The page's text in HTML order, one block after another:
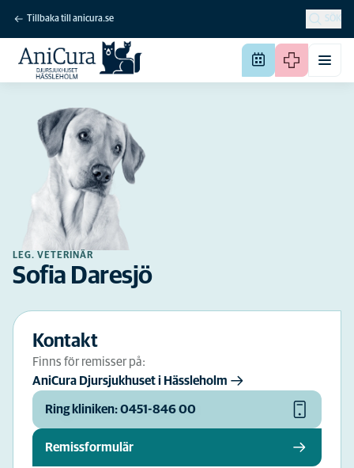
Tillbaka till anicura.se SÖK
LEG. VETERINÄR
Sofia Daresjö
Kontakt
Finns för remisser på:
AniCura Djursjukhuset i Hässleholm
Ring kliniken: 0451-846 00
Remissformulär